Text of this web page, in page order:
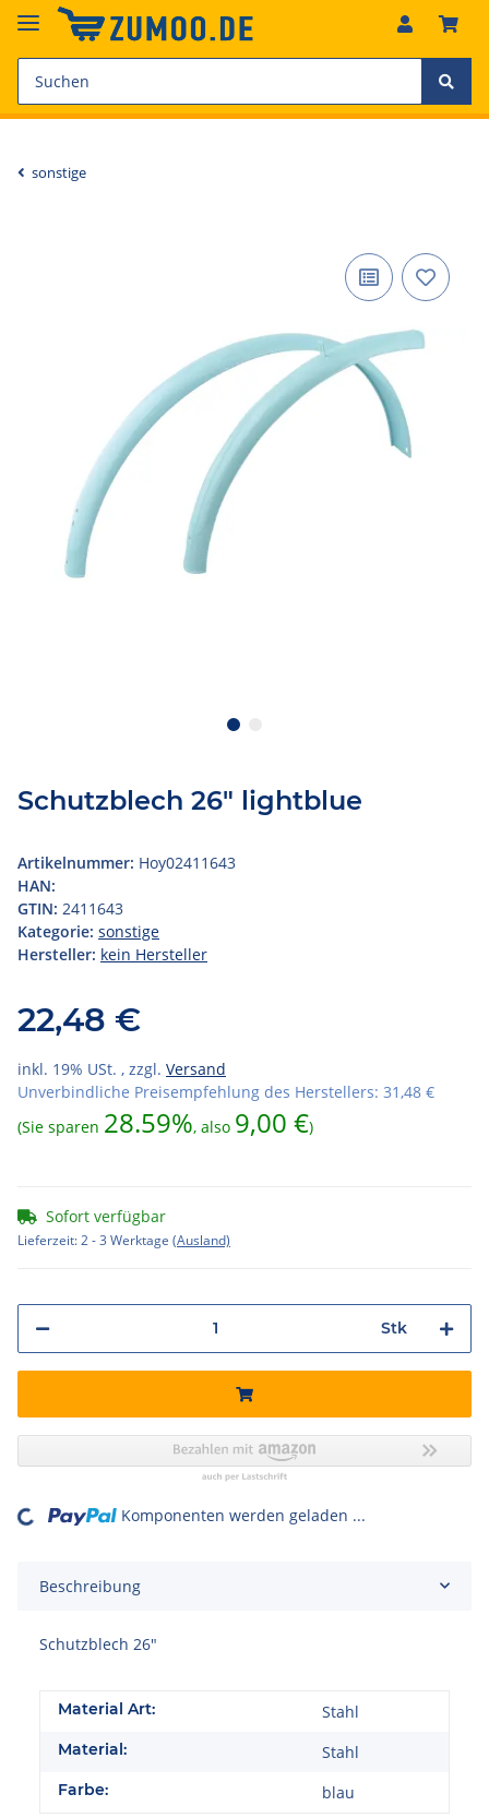
sonstige
Schutzblech 26" lightblue
Artikelnummer: Hoy02411643
HAN:
GTIN: 2411643
Kategorie: sonstige
Hersteller: kein Hersteller
22,48 €
inkl. 19% USt. , zzgl. Versand
Unverbindliche Preisempfehlung des Herstellers: 31,48 €
(Sie sparen 28.59%, also 9,00 €)
Sofort verfügbar
Lieferzeit:2 - 3 Werktage (Ausland)
Stk
Komponenten werden geladen ...
Beschreibung
Schutzblech 26"
Material Art: Stahl
Material: Stahl
Farbe: blau